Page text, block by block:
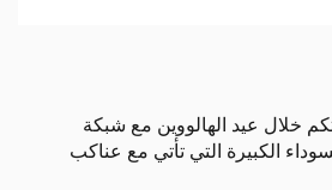
خلال عيد الهالووين مع شبكة
الكبيرة التي تأتي مع عناكب